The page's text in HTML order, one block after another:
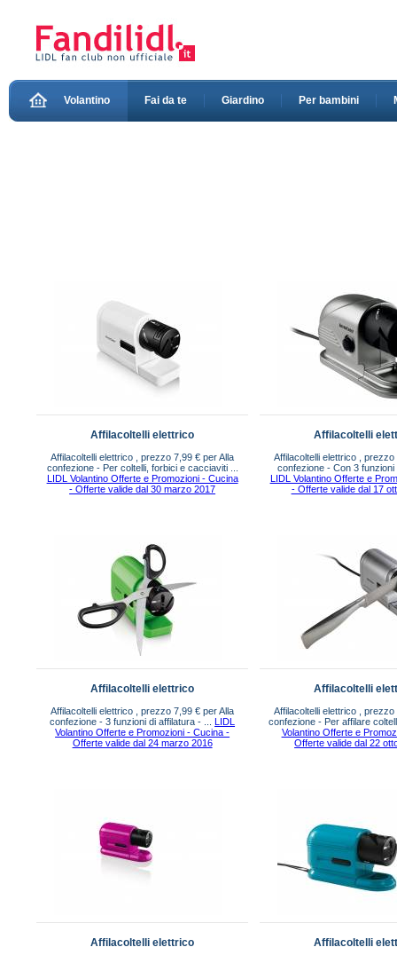
Volantino Fai da te Giardino Per bambini
Affilacoltelli elettrico
Affilacoltelli elettrico , prezzo 7,99 € per Alla
confezione - Per coltelli, forbici e cacciaviti ...
LIDL Volantino Offerte e Promozioni - Cucina
- Offerte valide dal 30 marzo 2017
Affilacoltelli
Affilacoltelli elettrico , prezzo
confezione - Con 3 funzioni
LIDL Volantino Offerte e
- Offerte valide dal 17
Affilacoltelli elettrico
Affilacoltelli elettrico , prezzo 7,99 € per Alla
confezione - 3 funzioni di affilatura - ...LIDL
Volantino Offerte e Promozioni - Cucina -
Offerte valide dal 24 marzo 2016
Affilacoltelli
Affilacoltelli elettrico , prezzo
confezione - Per affilare
Volantino Offerte e
Offerte valide dal 22
Affilacoltelli elettrico Affilacoltelli